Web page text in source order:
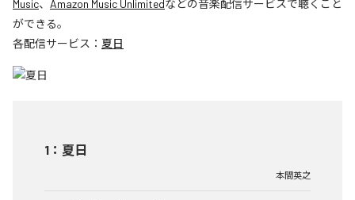
Music、 Amazon Music Unlimitedなどの音楽配信サービスで聴くこと
ができる。
各配信サービス： 夏日
1 ： 夏日
本間英之